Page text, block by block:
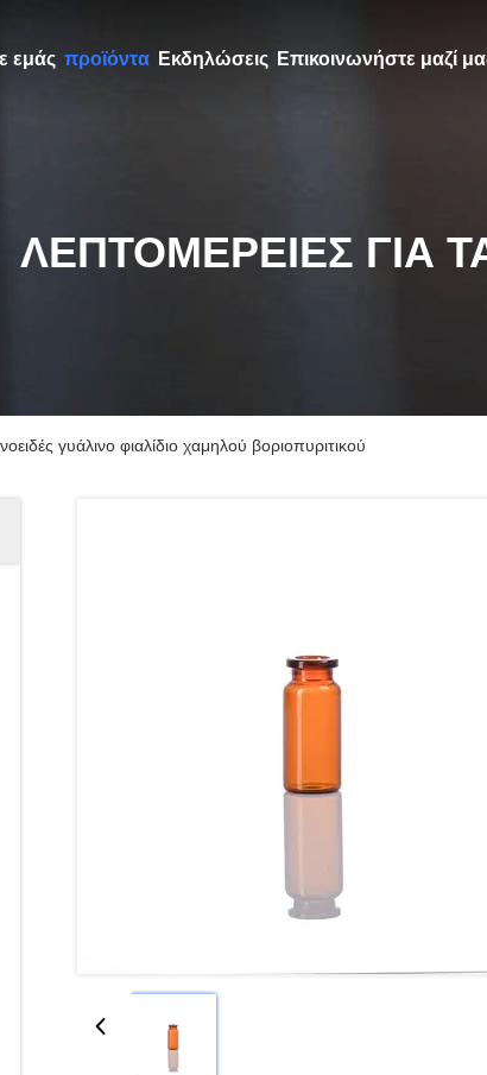
εμάς προϊόντα Εκδηλώσεις Επικοινωνήστε μαζί
ΛΕΠΤΟΜΈΡΕΙΕΣ ΓΙΑ
γυάλινο φιαλίδιο χαμηλού βοριοπυριτικού